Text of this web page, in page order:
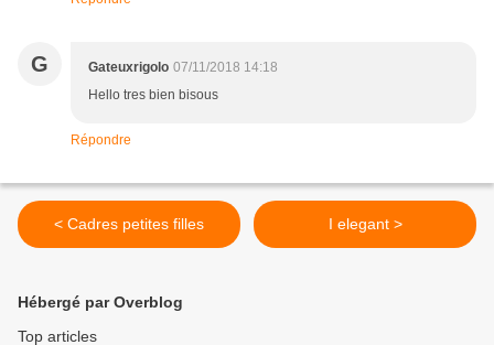
G Gateuxrigolo 07/11/2018 14:18
Hello tres bien bisous
Répondre
< Cadres petites filles I elegant >
Hébergé par Overblog
Top articles